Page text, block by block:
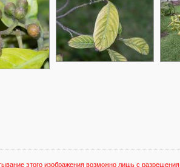
этого изображения возможно лишь с разрешения